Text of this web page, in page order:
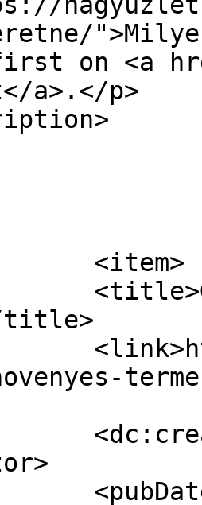
on <a
a>.</p>
title>